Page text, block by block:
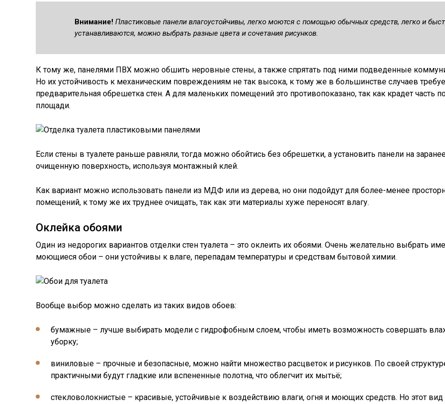
Внимание! Пластиковые панели влагоустойчивы, легко моются с помощью обычных средств, легко и
устанавливаются, можно выбрать разные цвета и сочетания рисунков.
К тому же, панелями ПВХ можно обшить неровные стены, а также спрятать под ними подведенные
Но их устойчивость к механическим повреждениям не так высока, к тому же в большинстве случаев
предварительная обрешетка стен. А для маленьких помещений это противопоказано, так как крадет часть
площади.
Если стены в туалете раньше равняли, тогда можно обойтись без обрешетки, а установить панели на
очищенную поверхность, используя монтажный клей.
Как вариант можно использовать панели из МДФ или из дерева, но они подойдут для более-менее
помещений, к тому же их труднее очищать, так как эти материалы хуже переносят влагу.
Оклейка обоями
Один из недорогих вариантов отделки стен туалета – это оклеить их обоями. Очень желательно выбрать
моющиеся обои – они устойчивы к влаге, перепадам температуры и средствам бытовой химии.
Вообще выбор можно сделать из таких видов обоев:
бумажные – лучше выбирать модели с гидрофобным слоем, чтобы иметь возможность совершать
уборку;
виниловые – прочные и безопасные, можно найти множество расцветок и рисунков. По своей
практичными будут гладкие или вспененные полотна, что облегчит их мытьё;
стекловолокнистые – красивые, устойчивые к воздействию влаги, огня и моющих средств. Но этот вид